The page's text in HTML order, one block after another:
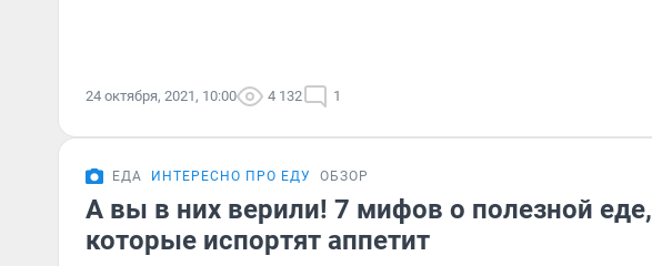
24 октября, 2021, 10:00 4 132 1
ЕДА ИНТЕРЕСНО ПРО ЕДУ ОБЗОР
А вы в них верили! 7 мифов о полезной еде,
которые испортят аппетит